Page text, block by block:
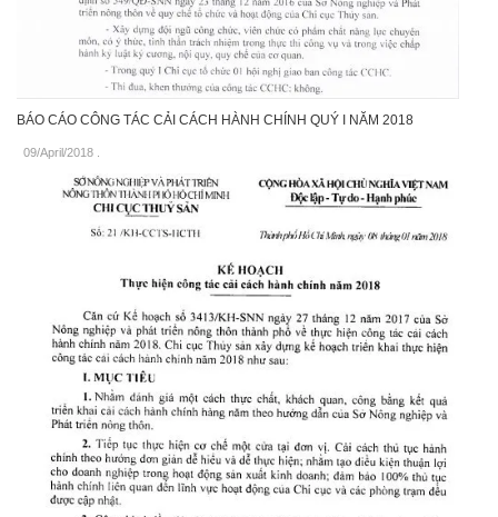
BÁO CÁO CÔNG TÁC CẢI CÁCH HÀNH CHÍNH QUÝ I NĂM 2018
09/April/2018